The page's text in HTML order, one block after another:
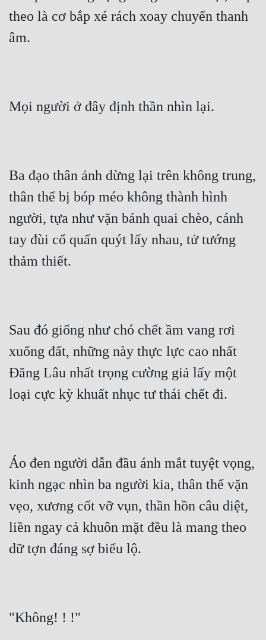
Đẹp
Cơ Trí
Điềm Đạm
theo là cơ bắp xé rách xoay chuyển thanh
âm.
Mọi người ở đây định thần nhìn lại.
Ba đạo thân ảnh dừng lại trên không trung,
thân thể bị bóp méo không thành hình
người, tựa như vặn bánh quai chèo, cánh
tay đùi cổ quấn quýt lấy nhau, tử tướng
thảm thiết.
Sau đó giống như chó chết ầm vang rơi
xuống đất, những này thực lực cao nhất
Đăng Lâu nhất trọng cường giả lấy một
loại cực kỳ khuất nhục tư thái chết đi.
Áo đen người dẫn đầu ánh mắt tuyệt vọng,
kinh ngạc nhìn ba người kia, thân thể vặn
vẹo, xương cốt vỡ vụn, thần hồn câu diệt,
liền ngay cả khuôn mặt đều là mang theo
dữ tợn đáng sợ biểu lộ.
"Không! ! !"